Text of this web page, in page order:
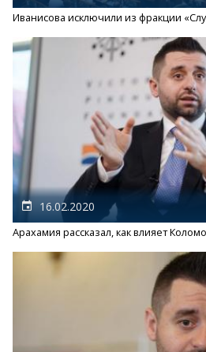
Иванисова исключили из фракции
16.02.2020
Арахамия рассказал, как влияет